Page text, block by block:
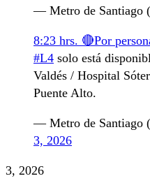
— Metro de Santiago
8:23 hrs. 🔴Por
#L4 solo está
Valdés / Hospital
Puente Alto.
— Metro de Santiago
3, 2026
3, 2026